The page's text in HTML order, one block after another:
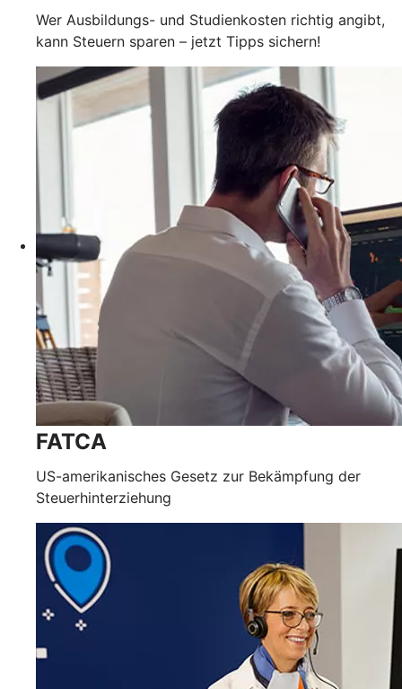
Wer Ausbildungs- und Studienkosten richtig angibt,
kann Steuern sparen – jetzt Tipps sichern!
FATCA
US-amerikanisches Gesetz zur Bekämpfung der
Steuerhinterziehung